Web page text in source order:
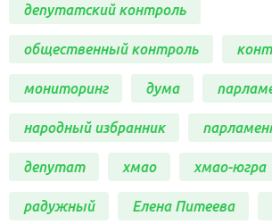
депутатский контроль
общественный контроль
мониторинг дума
народный избранник
депутат хмао хмао-югра
радужный Елена Питеева